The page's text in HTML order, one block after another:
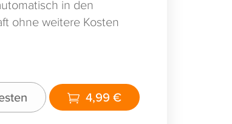
in den
ohne weitere Kosten
4,99 €